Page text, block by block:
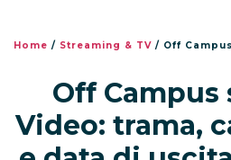
Home / Streaming & TV / Off Campus su Prime Video:
Off Campus
Video: trama,